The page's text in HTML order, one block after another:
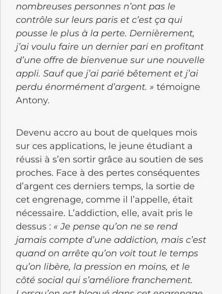
nombreuses personnes n’ont pas le
contrôle sur leurs paris et c’est ça qui
pousse le plus à la perte. Dernièrement,
j’ai voulu faire un dernier pari en profitant
d’une offre de bienvenue sur une nouvelle
appli. Sauf que j’ai parié bêtement et j’ai
perdu énormément d’argent. » témoigne
Antony.
Devenu accro au bout de quelques mois
sur ces applications, le jeune étudiant a
réussi à s’en sortir grâce au soutien de ses
proches. Face à des pertes conséquentes
d’argent ces derniers temps, la sortie de
cet engrenage, comme il l’appelle, était
nécessaire. L’addiction, elle, avait pris le
dessus : « Je pense qu’on ne se rend
jamais compte d’une addiction, mais c’est
quand on arrête qu’on voit tout le temps
qu’on libère, la pression en moins, et le
côté social qui s’améliore franchement.